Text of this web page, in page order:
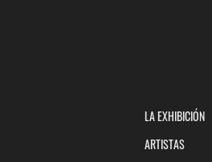
LA EXHIBICIÓN
ARTISTAS